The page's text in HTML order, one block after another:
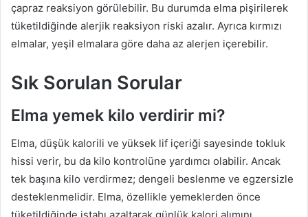
çapraz reaksiyon görülebilir. Bu durumda elma pişirilerek
tüketildiğinde alerjik reaksiyon riski azalır. Ayrıca kırmızı
elmalar, yeşil elmalara göre daha az alerjen içerebilir.
Sık Sorulan Sorular
Elma yemek kilo verdirir mi?
Elma, düşük kalorili ve yüksek lif içeriği sayesinde tokluk
hissi verir, bu da kilo kontrolüne yardımcı olabilir. Ancak
tek başına kilo verdirmez; dengeli beslenme ve egzersizle
desteklenmelidir. Elma, özellikle yemeklerden önce